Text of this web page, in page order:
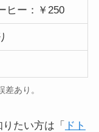
ヒー：￥250
あり。
たい方は「
ドト